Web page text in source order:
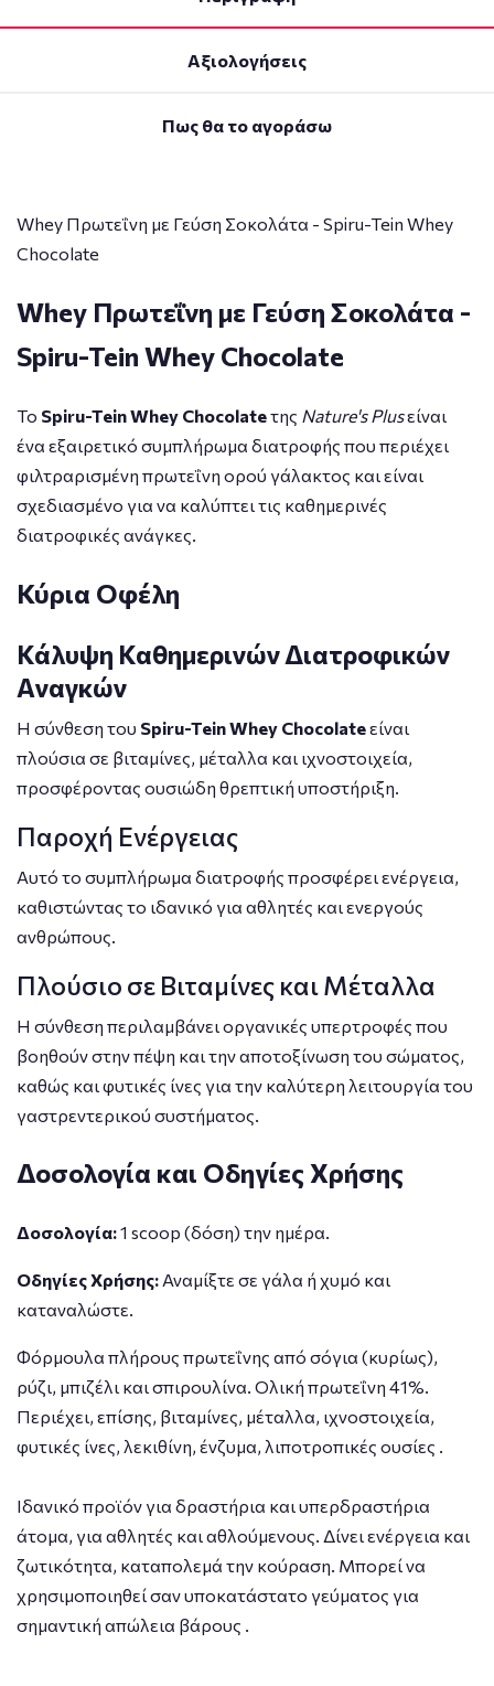
Αξιολογήσεις
Πως θα το αγοράσω
Whey Πρωτεΐνη με Γεύση Σοκολάτα - Spiru-Tein Whey
Chocolate
Whey Πρωτεΐνη με Γεύση Σοκολάτα -
Spiru-Tein Whey Chocolate
Το Spiru-Tein Whey Chocolateτης Nature's Plusείναι
ένα εξαιρετικό συμπλήρωμα διατροφής που περιέχει
φιλτραρισμένη πρωτεΐνη ορού γάλακτος και είναι
σχεδιασμένο για να καλύπτει τις καθημερινές
διατροφικές ανάγκες.
Κύρια Οφέλη
Κάλυψη Καθημερινών Διατροφικών
Αναγκών
Η σύνθεση του Spiru-Tein Whey Chocolateείναι
πλούσια σε βιταμίνες, μέταλλα και ιχνοστοιχεία,
προσφέροντας ουσιώδη θρεπτική υποστήριξη.
Παροχή Ενέργειας
Αυτό το συμπλήρωμα διατροφής προσφέρει ενέργεια,
καθιστώντας το ιδανικό για αθλητές και ενεργούς
ανθρώπους.
Πλούσιο σε Βιταμίνες και Μέταλλα
Η σύνθεση περιλαμβάνει οργανικές υπερτροφές που
βοηθούν στην πέψη και την αποτοξίνωση του σώματος,
καθώς και φυτικές ίνες για την καλύτερη λειτουργία του
γαστρεντερικού συστήματος.
Δοσολογία και Οδηγίες Χρήσης
Δοσολογία:1 scoop (δόση) την ημέρα.
Οδηγίες Χρήσης: Αναμίξτε σε γάλα ή χυμό και
καταναλώστε.
Φόρμουλα πλήρους πρωτεΐνης από σόγια (κυρίως),
ρύζι, μπιζέλι και σπιρουλίνα. Oλική πρωτεΐνη 41%.
Περιέχει, επίσης, βιταμίνες, μέταλλα, ιχνοστοιχεία,
φυτικές ίνες, λεκιθίνη, ένζυμα, λιποτροπικές ουσίες .
Ιδανικό προϊόν για δραστήρια και υπερδραστήρια
άτομα, για αθλητές και αθλούμενους. Δίνει ενέργεια και
ζωτικότητα, καταπολεμά την κούραση. Μπορεί να
χρησιμοποιηθεί σαν υποκατάστατο γεύματος για
σημαντική απώλεια βάρους .